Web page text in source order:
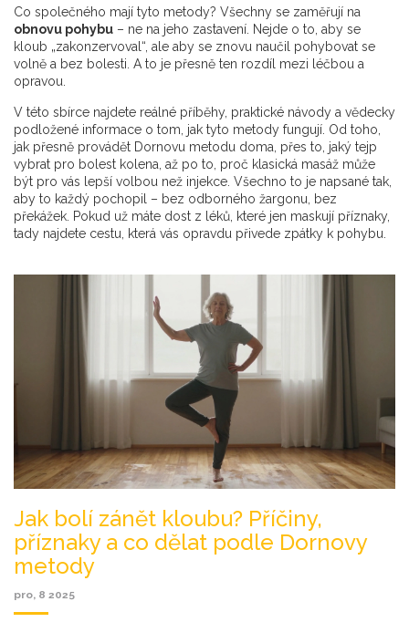
Co společného mají tyto metody? Všechny se zaměřují na
obnovu pohybu – ne na jeho zastavení. Nejde o to, aby se
kloub „zakonzervoval“, ale aby se znovu naučil pohybovat se
volně a bez bolesti. A to je přesně ten rozdíl mezi léčbou a
opravou.
V této sbírce najdete reálné příběhy, praktické návody a vědecky
podložené informace o tom, jak tyto metody fungují. Od toho,
jak přesně provádět Dornovu metodu doma, přes to, jaký tejp
vybrat pro bolest kolena, až po to, proč klasická masáž může
být pro vás lepší volbou než injekce. Všechno to je napsané tak,
aby to každý pochopil – bez odborného žargonu, bez
překážek. Pokud už máte dost z léků, které jen maskují příznaky,
tady najdete cestu, která vás opravdu přivede zpátky k pohybu.
Jak bolí zánět kloubu? Příčiny,
příznaky a co dělat podle Dornovy
metody
pro, 8 2025